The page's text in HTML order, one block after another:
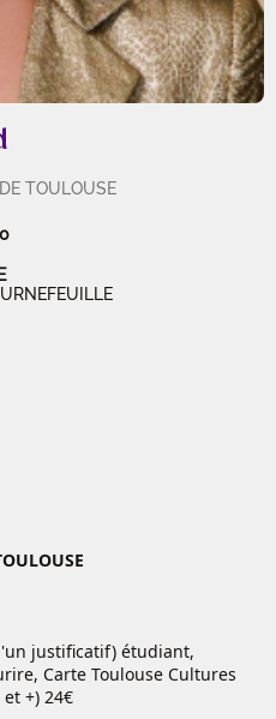
TOULOUSE
justificatif) étudiant,
Carte Toulouse Cultures
+) 24€